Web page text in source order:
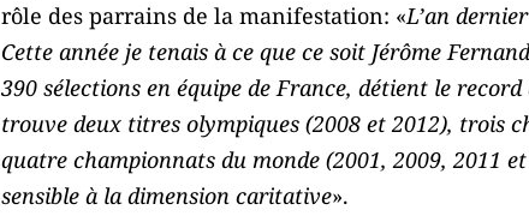
rôle des parrains de la manifestation: «L’an
Cette année je tenais à ce que ce soit Jérôme
390 sélections en équipe de France, détient le
trouve deux titres olympiques (2008 et 2012), trois
quatre championnats du monde (2001, 2009, 2011
sensible à la dimension caritative».